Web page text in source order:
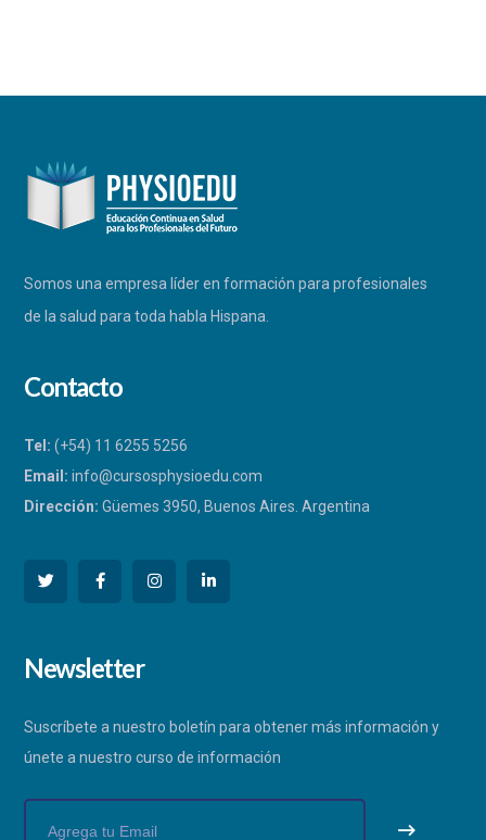
Somos una empresa líder en formación para profesionales
de la salud para toda habla Hispana.
Respondemos a la brevedad
Contacto
Tel: (+54) 11 6255 5256
Email: info@cursosphysioedu.com
Dirección: Güemes 3950, Buenos Aires. Argentina
Newsletter
Suscríbete a nuestro boletín para obtener más información y
únete a nuestro curso de información